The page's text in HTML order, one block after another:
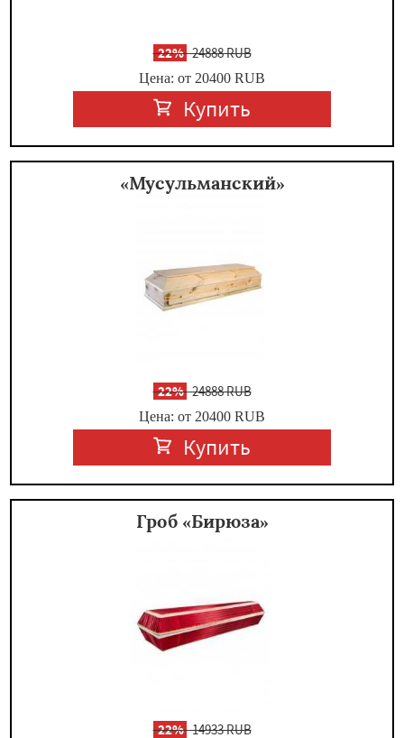
-22%24888 RUB
Цена: от 20400 RUB
Купить
«Мусульманский»
-22%24888 RUB
Цена: от 20400 RUB
Купить
Гроб «Бирюза»
-22%14933 RUB